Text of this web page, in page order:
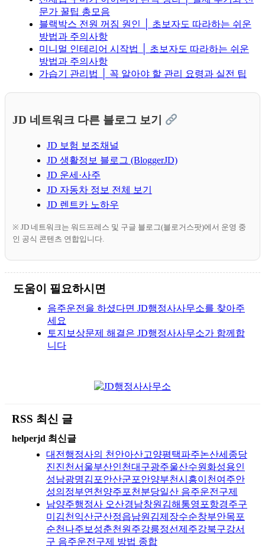
문가 꿀팁 총모음
블랙박스 전원 꺼짐 원인 │ 초보자도 따라하는 쉬운
방법과 주의사항
미니멀 인테리어 시작법 │ 초보자도 따라하는 쉬운
방법과 주의사항
가습기 관리법 │ 꼭 알아야 할 관리 요령과 실전 팁
JD 네트워크 다른 블로그 보기
JD 보험 보조채널
JD 생활정보 블로그 (BloggerJD)
JD 운세·사주
JD 자동차 정보 전체 보기
JD 렌트카 노하우
※ JD 네트워크는 워드프레스 및 구글 블로그(블로거스팟)에서 운영 중
인 공식 콘텐츠 연합입니다.
도움이 필요하시면
음주운전을 하셨다면 JD행정사사무소를 찾아주
세요
토지보상문제 해결은 JD행정사사무소가 함께합
니다
RSS 최신 글
helperjd 최신글
대전행정사의 천안아산고양평택파주논산세종당
진진천서울부산인천대구광주울산수원화성용인
성남광명김포안산군포안양부천시흥이천여주안
성의정부연천양주포천분당일산 음주운전구제
남양주행정사 오산경남창원김해통영포항경주구
미김천익산군산정읍남원김제장수순창부안목포
순천나주보성춘천원주강릉정선제주강북구강서
구 음주운전구제 방법 종합